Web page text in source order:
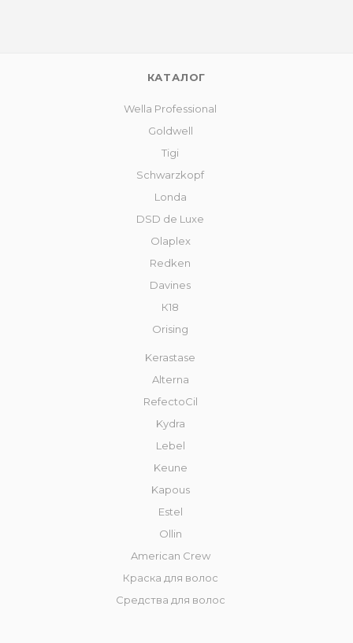
КАТАЛОГ
Wella Professional
Goldwell
Tigi
Schwarzkopf
Londa
DSD de Luxe
Olaplex
Redken
Davines
К18
Orising
Kerastase
Alterna
RefectoCil
Kydra
Lebel
Keune
Kapous
Estel
Ollin
American Crew
Краска для волос
Средства для волос